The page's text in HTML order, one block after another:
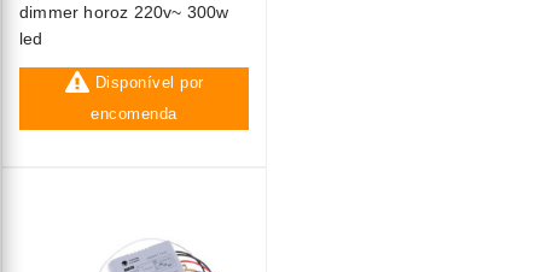
dimmer horoz 220v~ 300w
led
Disponível por
encomenda